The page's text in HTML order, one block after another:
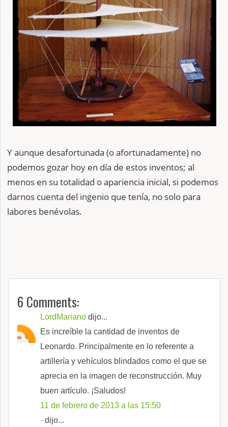
Y aunque desafortunada (o afortunadamente) no
podemos gozar hoy en día de estos inventos; al
menos en su totalidad o apariencia inicial, si podemos
darnos cuenta del ingenio que tenía, no solo para
labores benévolas.
6 Comments:
LordMariano dijo...
Es increíble la cantidad de inventos de
Leonardo. Principalmente en lo referente a
artillería y vehículos blindados como el que se
aprecia en la imagen de reconstrucción. Muy
buen artículo. ¡Saludos!
11 de febrero de 2013 a las 15:50
- dijo...